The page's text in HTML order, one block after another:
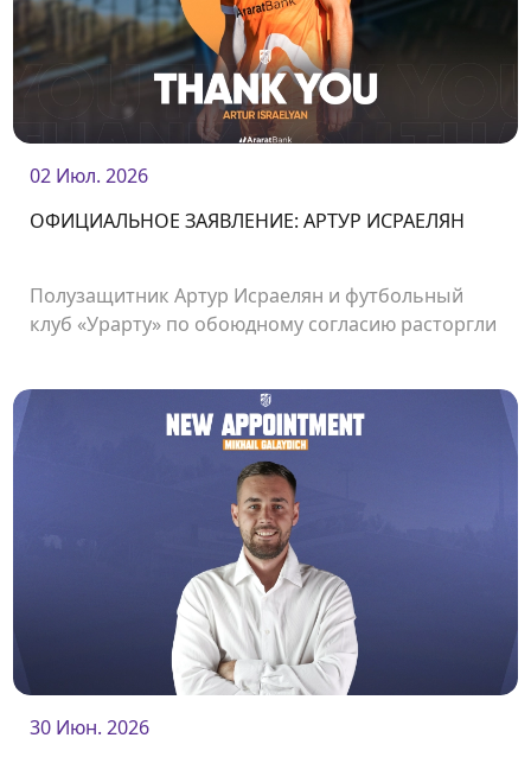
02 Июл. 2026
ОФИЦИАЛЬНОЕ ЗАЯВЛЕНИЕ: АРТУР ИСРАЕЛЯН
Полузащитник Артур Исраелян и футбольный
клуб «Урарту» по обоюдному согласию расторгли
30 Июн. 2026